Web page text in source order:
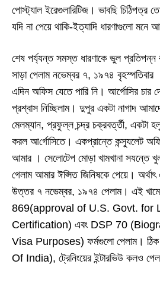
পোস্ট্যাল ইরেগুলারিটিজ। ভাবছি চিঠিপত্র
যদি না পেয়ে থাকি-ইত্যাদি ধারণাগুলো মনে
শেষ পর্য্যন্ত সমস্ত ধারণাকে ভুল প্রতিপন্ন
সাড়া পেলাম নভেম্বর ৭, ১৯৭৪ বৃহস্পতিবার
এদিন অফিস যেতে পারি নি। আর্গোসির চার
প্রশ্বাস নিচ্ছিলাম। দুপুর একটা নাগাদ
মেলম্যান, প্রফুল্ল চন্দ্র চক্রবর্ত্তী, একটা
করল আর্গোসিতে। একপ্রান্তে কন্স্যুলেট
আমার । সেলোটেপ মোড়া খামখানা সযন্তে
গেলাম আমার ঈপ্সিত জিনিষকে পেয়ে।
উত্তর ৭ নভেম্বর, ১৯৭৪ পেলাম। এই
869(approval of U.S. Govt. for
Certification) এবং DSP 70
Visa Purposes) ফর্মগুলো পেলাম।
Of India), ট্রেনিংয়ের ইন্টারভিউ কলও